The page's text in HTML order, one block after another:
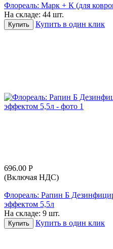
Флореаль: Марк + К (для
На складе: 44 шт.
Купить Купить в один клик
696.00 Р
(Включая НДС)
Флореаль: Рапин Б
эффектом 5,5л
На складе: 9 шт.
Купить Купить в один клик